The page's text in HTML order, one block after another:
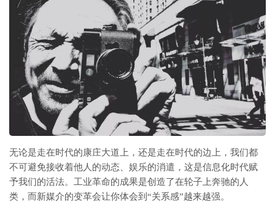
无论是走在时代的康庄大道上，还是走在时代的边上，我们都
不可避免接收着他人的动态、娱乐的消遣，这是信息化时代赋
予我们的活法。工业革命的成果是创造了在轮子上奔驰的人
类，而新媒介的变革会让你体会到“关系感”越来越强。